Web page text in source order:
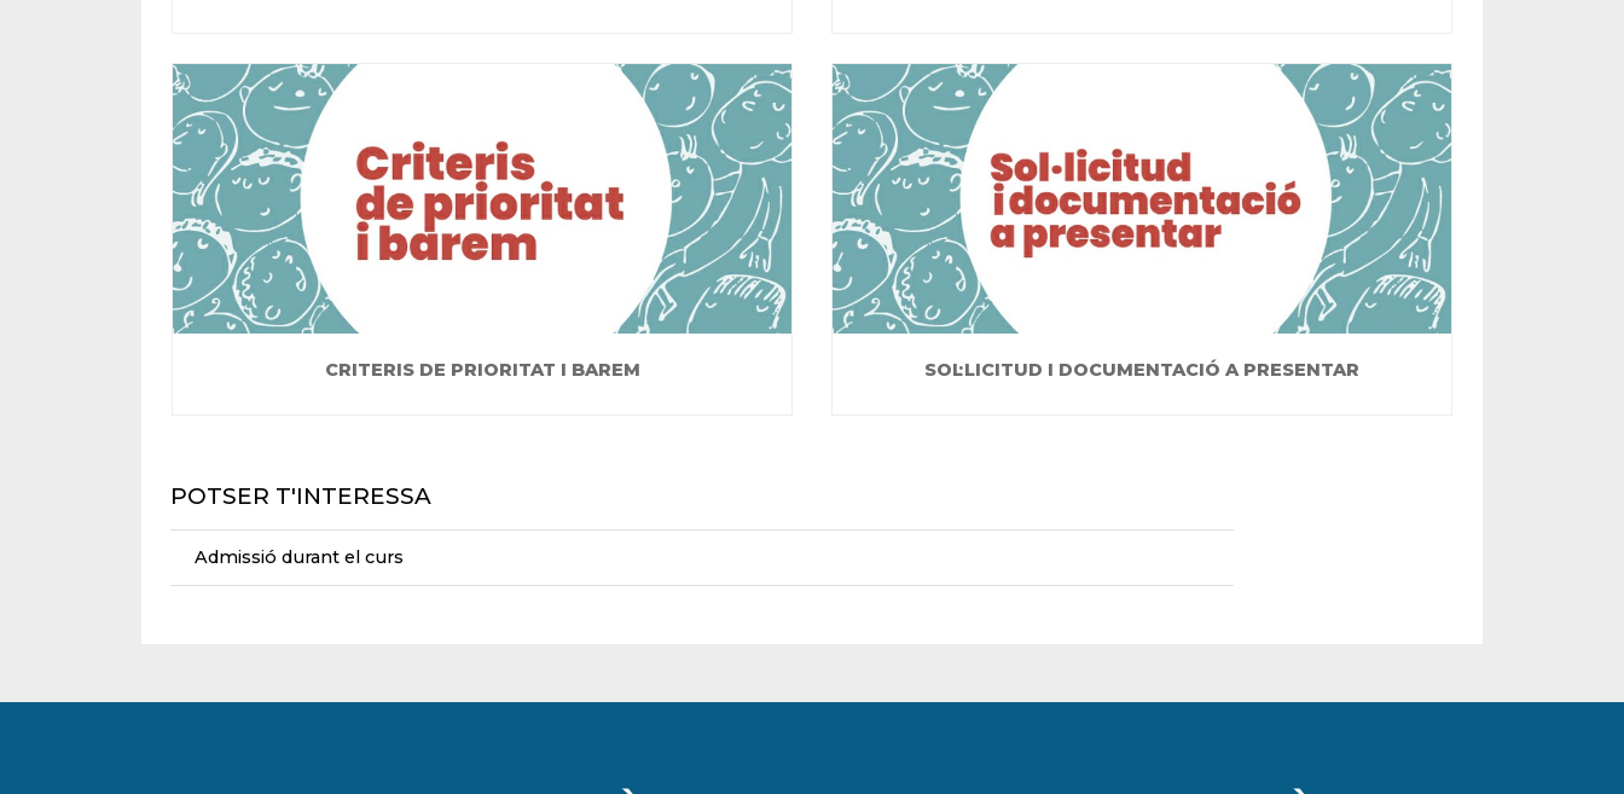
CRITERIS DE PRIORITAT I BAREM SOL·LICITUD I DOCUMENTACIÓ A PRESENTAR
POTSER T'INTERESSA
Admissió durant el curs